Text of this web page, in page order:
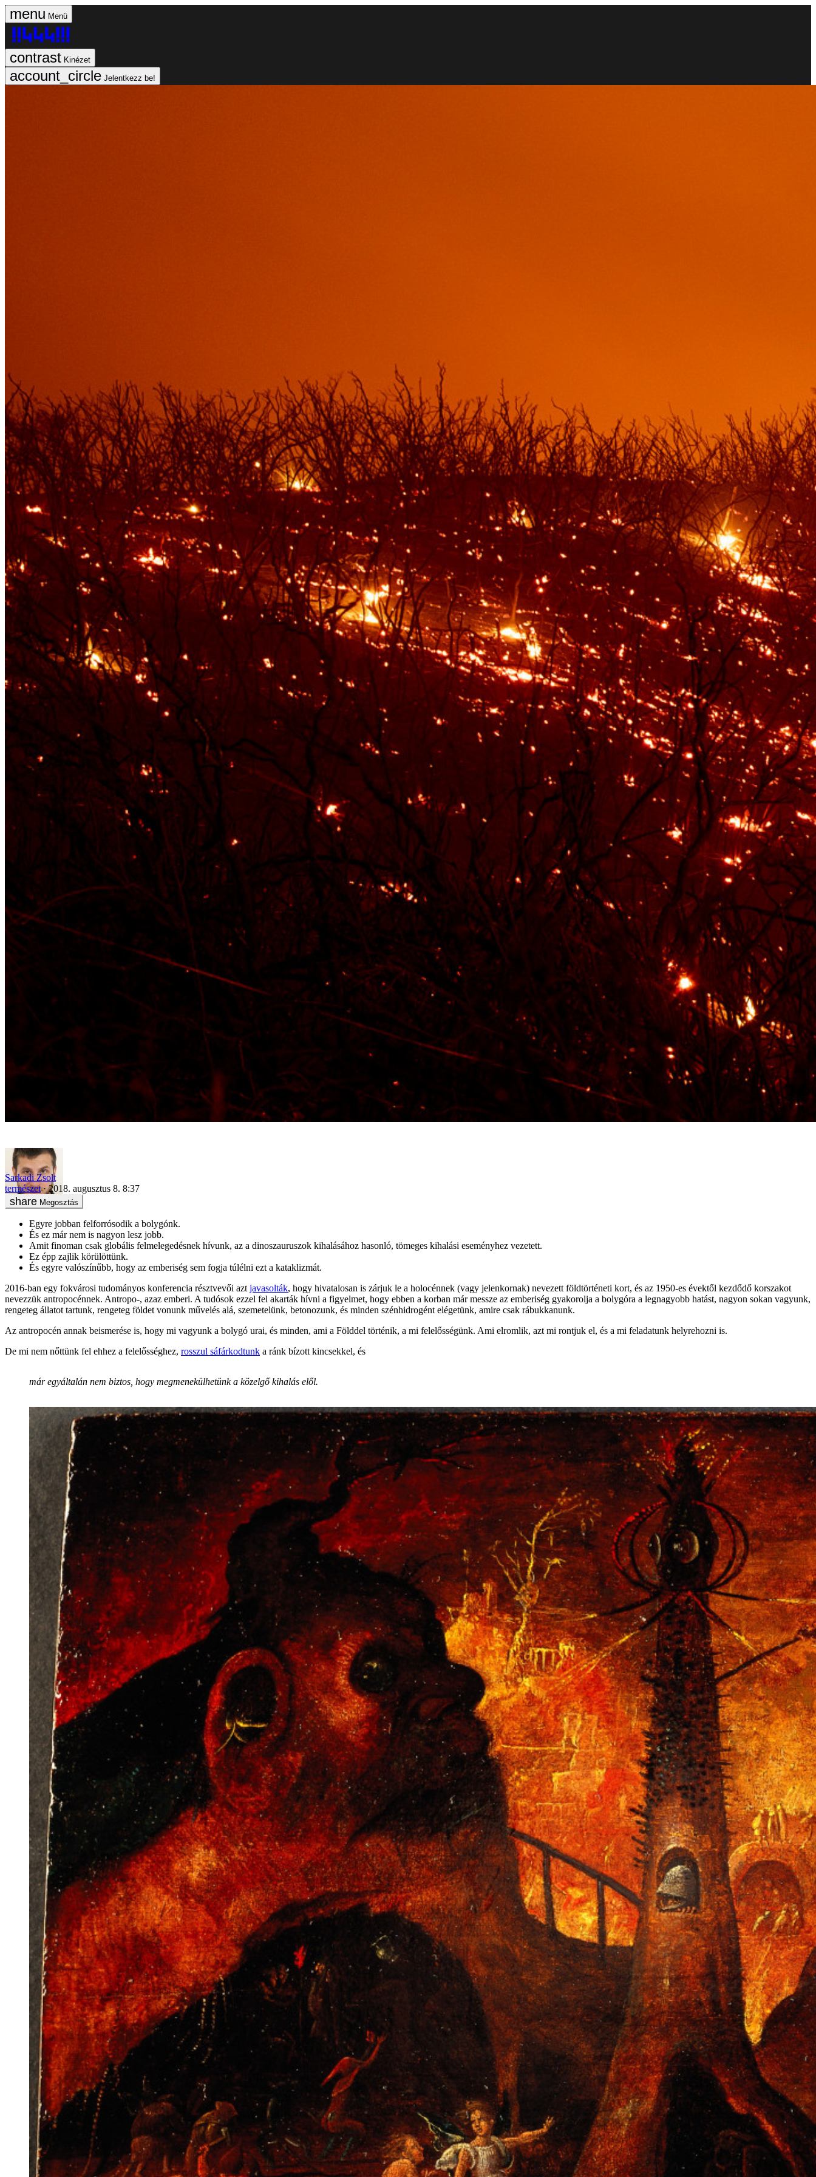
Menü
Kinézet
Jelentkezz be!
Sarkadi Zsolt
természet
2018. augusztus 8. 8:37
Megosztás
Egyre jobban felforrósodik a bolygónk.
És ez már nem is nagyon lesz jobb.
Amit finoman csak globális felmelegedésnek hívunk, az a dinoszauruszok kihalásához hasonló, tömeges kihalási eseményhez vezetett.
Ez épp zajlik körülöttünk.
És egyre valószínűbb, hogy az emberiség sem fogja túlélni ezt a kataklizmát.
2016-ban egy fokvárosi tudományos konferencia résztvevői aztjavasolták, hogy hivatalosan is zárjuk le a holocénnek (vagy jelenkornak) nevezett földtörténeti kort, és az 1950-es évektől kezdődő korszakot
nevezzük antropocénnek. Antropo-, azaz emberi. A tudósok ezzel fel akarták hívni a figyelmet, hogy ebben a korban már messze az emberiség gyakorolja a bolygóra a legnagyobb hatást, nagyon sokan vagyunk,
rengeteg állatot tartunk, rengeteg földet vonunk művelés alá, szemetelünk, betonozunk, és minden szénhidrogént elégetünk, amire csak rábukkanunk.
Az antropocén annak beismerése is, hogy mi vagyunk a bolygó urai, és minden, ami a Földdel történik, a mi felelősségünk. Ami elromlik, azt mi rontjuk el, és a mi feladatunk helyrehozni is.
De mi nem nőttünk fel ehhez a felelősséghez, rosszul sáfárkodtunk a ránk bízott kincsekkel, és
már egyáltalán nem biztos, hogy megmenekülhetünk a közelgő kihalás elől.